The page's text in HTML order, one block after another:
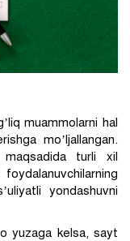
muammolarni hal
mo’ljallangan.
maqsadida turli xil
yondashuvni
yuzaga kelsa, sayt